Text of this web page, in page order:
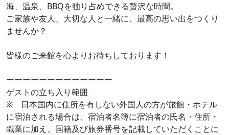
海、温泉、BBQを独り占めできる贅沢な時間。
ご家族や友人、大切な人と一緒に、最高の思い出をつくり
ませんか？
皆様のご来館を心よりお待ちしております！
ーーーーーーーーーーーーー
ゲストの立ち入り範囲
※ 日本国内に住所を有しない外国人の方が旅館・ホテル
に宿泊される場合は、宿泊者名簿に宿泊者の氏名・住所・
職業に加え、国籍及び旅券番号を記載していただくことに